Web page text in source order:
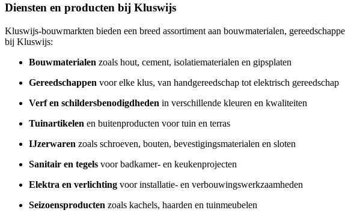
Diensten en producten bij Kluswijs
Kluswijs-bouwmarkten bieden een breed assortiment aan bouwmaterialen,
bij Kluswijs:
Bouwmaterialen zoals hout, cement, isolatiematerialen en gipsplaten
Gereedschappen voor elke klus, van handgereedschap tot elektrisch gereedschap
Verf en schildersbenodigdheden in verschillende kleuren en kwaliteiten
Tuinartikelen en buitenproducten voor tuin en terras
IJzerwaren zoals schroeven, bouten, bevestigingsmaterialen en sloten
Sanitair en tegels voor badkamer- en keukenprojecten
Elektra en verlichting voor installatie- en verbouwingswerkzaamheden
Seizoensproducten zoals kachels, haarden en tuinmeubelen